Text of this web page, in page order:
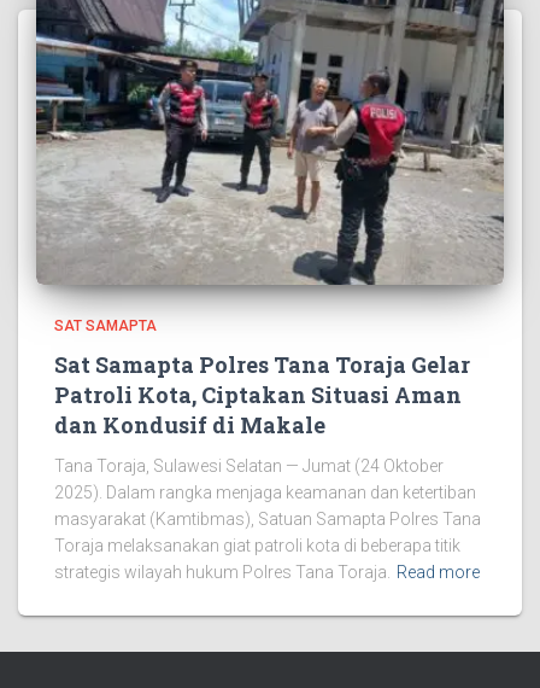
SAT SAMAPTA
Sat Samapta Polres Tana Toraja Gelar
Patroli Kota, Ciptakan Situasi Aman
dan Kondusif di Makale
Tana Toraja, Sulawesi Selatan — Jumat (24 Oktober
2025). Dalam rangka menjaga keamanan dan ketertiban
masyarakat (Kamtibmas), Satuan Samapta Polres Tana
Toraja melaksanakan giat patroli kota di beberapa titik
strategis wilayah hukum Polres Tana Toraja. Read more